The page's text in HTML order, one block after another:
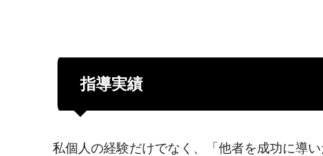
指導実績
私個人の経験だけでなく、「他者を成功に導